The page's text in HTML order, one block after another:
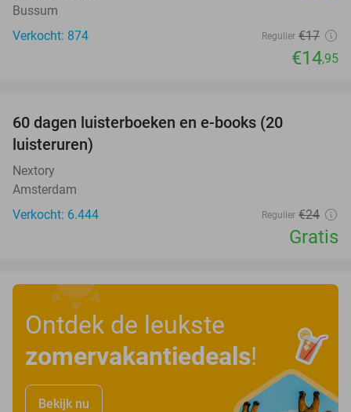
Bussum
Verkocht: 874
Regulier €17
€14,95
60 dagen luisterboeken en e-books (20
luisteruren)
Nextory
Amsterdam
Verkocht: 6.444
Regulier €24
Gratis
Ontdek de leukste
zomervakantiedeals!
Bekijk nu